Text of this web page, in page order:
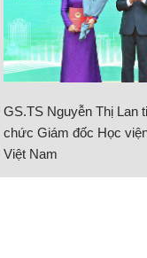
GS.TS Nguyễn Thị Lan
chức Giám đốc Học
Việt Nam